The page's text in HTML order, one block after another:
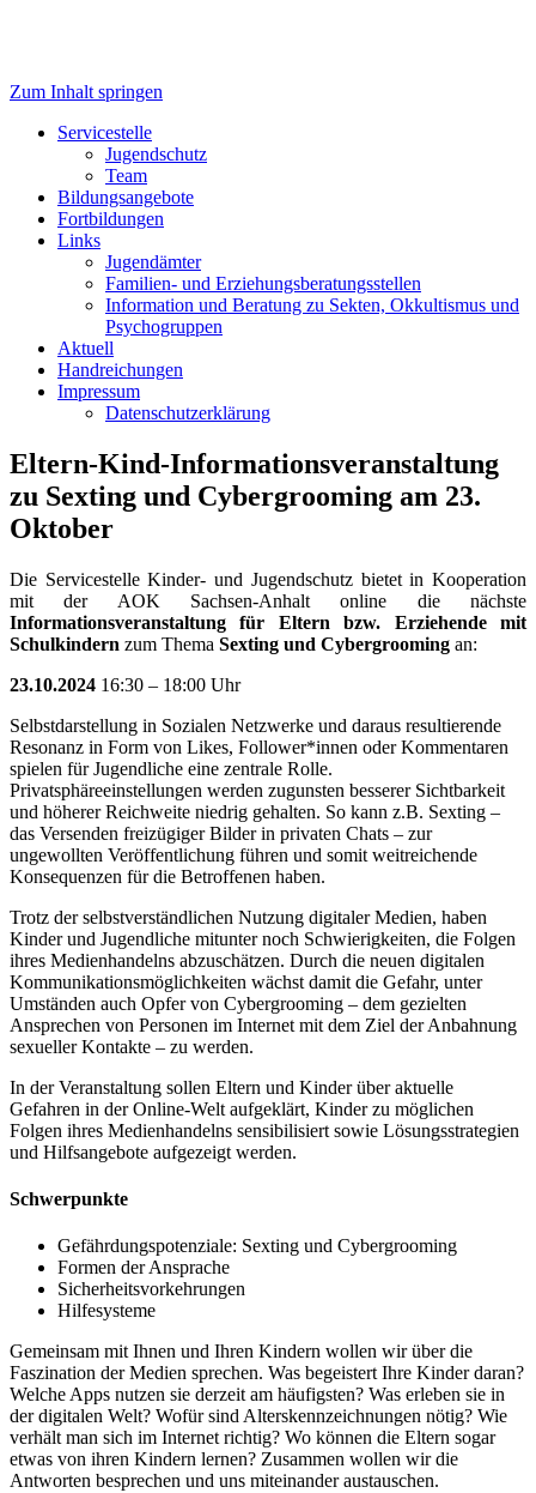
Servicestelle Kinder- und
Jugendschutz
Zum Inhalt springen
Servicestelle
Jugendschutz
Team
Bildungsangebote
Fortbildungen
Links
Jugendämter
Familien- und Erziehungsberatungsstellen
Information und Beratung zu Sekten, Okkultismus und
Psychogruppen
Aktuell
Handreichungen
Impressum
Datenschutzerklärung
Eltern-Kind-Informationsveranstaltung
zu Sexting und Cybergrooming am 23.
Oktober
Die Servicestelle Kinder- und Jugendschutz bietet in Kooperation
mit der AOK Sachsen-Anhalt online die nächste
Informationsveranstaltung für Eltern bzw. Erziehende mit
Schulkindern zum Thema Sexting und Cybergrooming an:
23.10.2024 16:30 – 18:00 Uhr
Selbstdarstellung in Sozialen Netzwerke und daraus resultierende
Resonanz in Form von Likes, Follower*innen oder Kommentaren
spielen für Jugendliche eine zentrale Rolle.
Privatsphäreeinstellungen werden zugunsten besserer Sichtbarkeit
und höherer Reichweite niedrig gehalten. So kann z.B. Sexting –
das Versenden freizügiger Bilder in privaten Chats – zur
ungewollten Veröffentlichung führen und somit weitreichende
Konsequenzen für die Betroffenen haben.
Trotz der selbstverständlichen Nutzung digitaler Medien, haben
Kinder und Jugendliche mitunter noch Schwierigkeiten, die Folgen
ihres Medienhandelns abzuschätzen. Durch die neuen digitalen
Kommunikationsmöglichkeiten wächst damit die Gefahr, unter
Umständen auch Opfer von Cybergrooming – dem gezielten
Ansprechen von Personen im Internet mit dem Ziel der Anbahnung
sexueller Kontakte – zu werden.
In der Veranstaltung sollen Eltern und Kinder über aktuelle
Gefahren in der Online-Welt aufgeklärt, Kinder zu möglichen
Folgen ihres Medienhandelns sensibilisiert sowie Lösungsstrategien
und Hilfsangebote aufgezeigt werden.
Schwerpunkte
Gefährdungspotenziale: Sexting und Cybergrooming
Formen der Ansprache
Sicherheitsvorkehrungen
Hilfesysteme
Gemeinsam mit Ihnen und Ihren Kindern wollen wir über die
Faszination der Medien sprechen. Was begeistert Ihre Kinder daran?
Welche Apps nutzen sie derzeit am häufigsten? Was erleben sie in
der digitalen Welt? Wofür sind Alterskennzeichnungen nötig? Wie
verhält man sich im Internet richtig? Wo können die Eltern sogar
etwas von ihren Kindern lernen? Zusammen wollen wir die
Antworten besprechen und uns miteinander austauschen.